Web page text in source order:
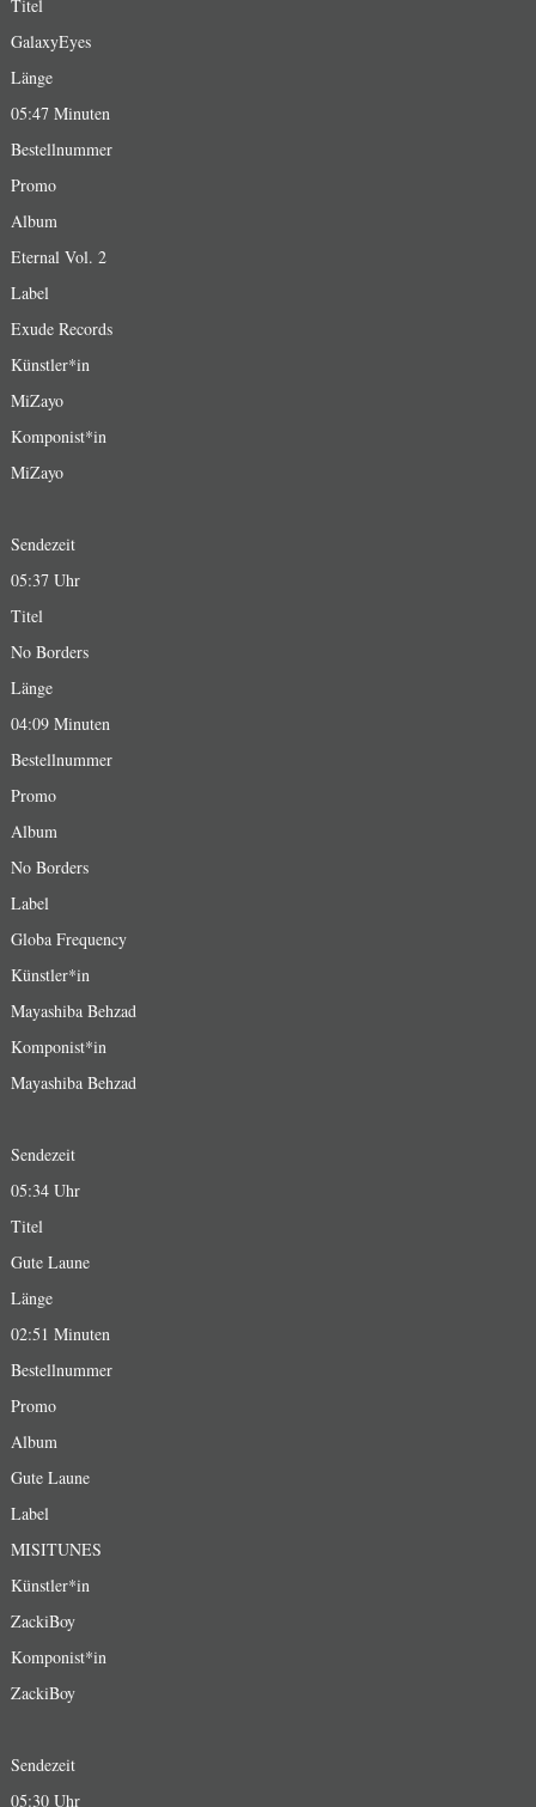
Titel
GalaxyEyes
Länge
05:47 Minuten
Bestellnummer
Promo
Album
Eternal Vol. 2
Label
Exude Records
Künstler*in
MiZayo
Komponist*in
MiZayo
Sendezeit
05:37 Uhr
Titel
No Borders
Länge
04:09 Minuten
Bestellnummer
Promo
Album
No Borders
Label
Globa Frequency
Künstler*in
Mayashiba Behzad
Komponist*in
Mayashiba Behzad
Sendezeit
05:34 Uhr
Titel
Gute Laune
Länge
02:51 Minuten
Bestellnummer
Promo
Album
Gute Laune
Label
MISITUNES
Künstler*in
ZackiBoy
Komponist*in
ZackiBoy
Sendezeit
05:30 Uhr